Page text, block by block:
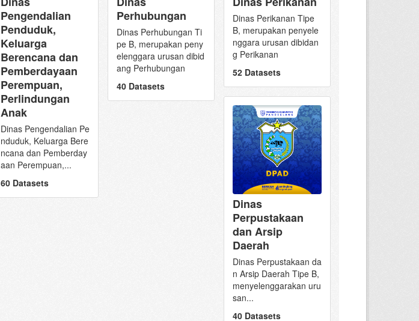
Pengendalian
Penduduk,
Keluarga
Berencana dan
Pemberdayaan
Perempuan,
Perlindungan
Anak
Dinas Pengendalian Pe
nduduk, Keluarga Bere
ncana dan Pemberday
aan Perempuan,...
60 Datasets
Perhubungan
Dinas Perhubungan Ti
pe B, merupakan peny
elenggara urusan dibid
ang Perhubungan
40 Datasets
Dinas Perikanan Tipe
B, merupakan penyele
nggara urusan dibidan
g Perikanan
52 Datasets
Dinas
Perpustakaan
dan Arsip
Daerah
Dinas Perpustakaan da
n Arsip Daerah Tipe B,
menyelenggarakan uru
san...
40 Datasets